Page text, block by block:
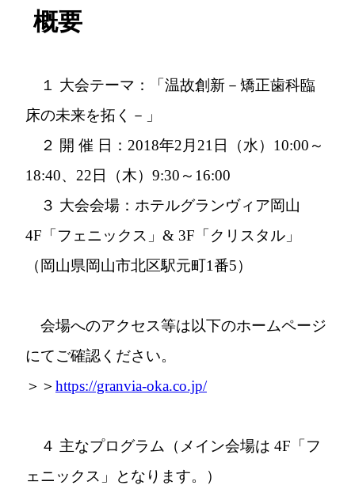
概要
１ 大会テーマ：「温故創新－矯正歯科臨
床の未来を拓く－」
２ 開 催 日：2018年2月21日（水）10:00～
18:40、22日（木）9:30～16:00
３ 大会会場：ホテルグランヴィア岡山
4F「フェニックス」& 3F「クリスタル」
（岡山県岡山市北区駅元町1番5）
会場へのアクセス等は以下のホームページ
にてご確認ください。
＞＞https://granvia-oka.co.jp/
４ 主なプログラム（メイン会場は 4F「フ
ェニックス」となります。）